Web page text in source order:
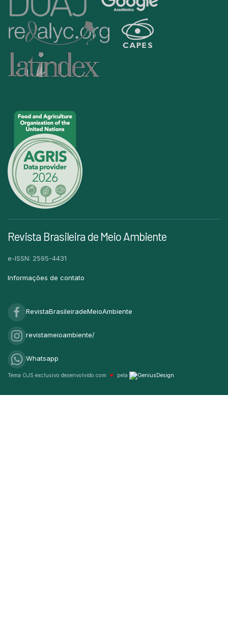
Revista Brasileira de Meio Ambiente
e-ISSN: 2595-4431
Informações de contato
RevistaBrasileiradeMeioAmbiente
revistameioambiente/
Whatsapp
Tema OJS exclusivo desenvolvido com ♥ pela